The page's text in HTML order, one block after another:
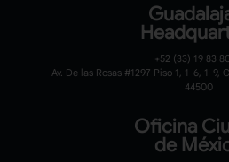
+52 (33) 19 83
Av. De las Rosas #1297 Piso 1, 1-6, 1-9,
44500
Oficina
de